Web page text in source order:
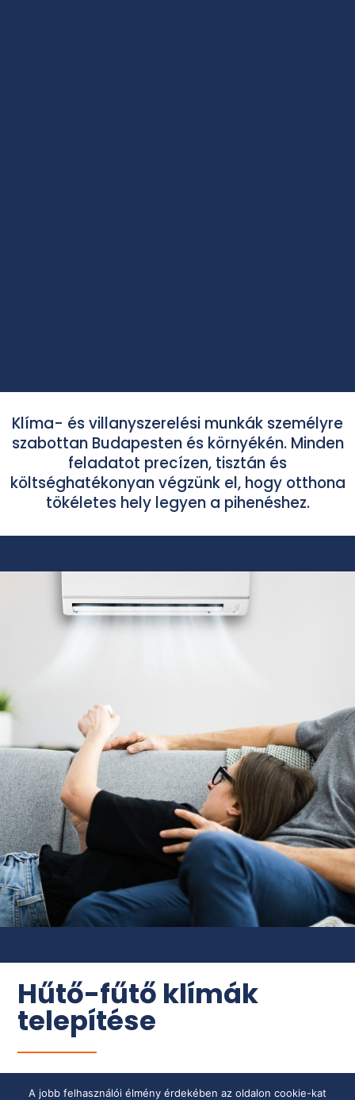
Klíma- és villanyszerelési munkák személyre
szabottan Budapesten és környékén. Minden
feladatot precízen, tisztán és
költséghatékonyan végzünk el, hogy otthona
tökéletes hely legyen a pihenéshez.
Hűtő-fűtő klímák
telepítése
A jobb felhasználói élmény érdekében az oldalon cookie-kat